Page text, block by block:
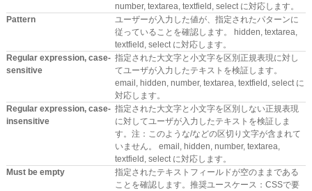
number, textarea, textfield, select に対応します。
Pattern
ユーザーが入力した値が、指定されたパターンに
従っていることを確認します。 hidden, textarea,
textfield, select に対応します。
Regular expression, case-
sensitive
指定された大文字と小文字を区別正規表現に対し
てユーザが入力したテキストを検証します。
email, hidden, number, textarea, textfield, select に
対応します。
Regular expression, case-
insensitive
指定された大文字と小文字を区別しない正規表現
に対してユーザが入力したテキストを検証しま
す。注：このような/などの区切り文字が含まれて
いません。 email, hidden, number, textarea,
textfield, select に対応します。
Must be empty
指定されたテキストフィールドが空のままである
ことを確認します。推奨ユースケース：CSSで要